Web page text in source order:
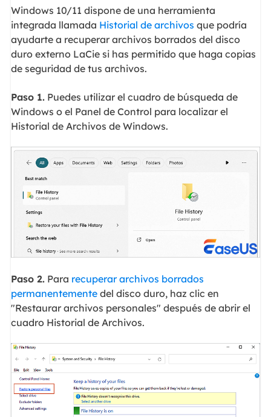
Windows 10/11 dispone de una herramienta
integrada llamada Historial de archivos que podría
ayudarte a recuperar archivos borrados del disco
duro externo LaCie si has permitido que haga copias
de seguridad de tus archivos.
Paso 1.Puedes utilizar el cuadro de búsqueda de
Windows o el Panel de Control para localizar el
Historial de Archivos de Windows.
Paso 2.Para recuperar archivos borrados
permanentementedel disco duro, haz clic en
"Restaurar archivos personales" después de abrir el
cuadro Historial de Archivos.